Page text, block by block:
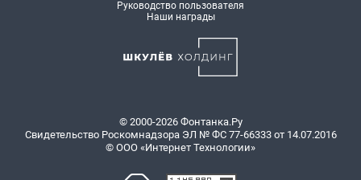
Руководство пользователя
Наши награды
© 2000-2026 Фонтанка.Ру
Свидетельство Роскомнадзора ЭЛ № ФС 77-66333 от 14.07.2016
© ООО «Интернет Технологии»